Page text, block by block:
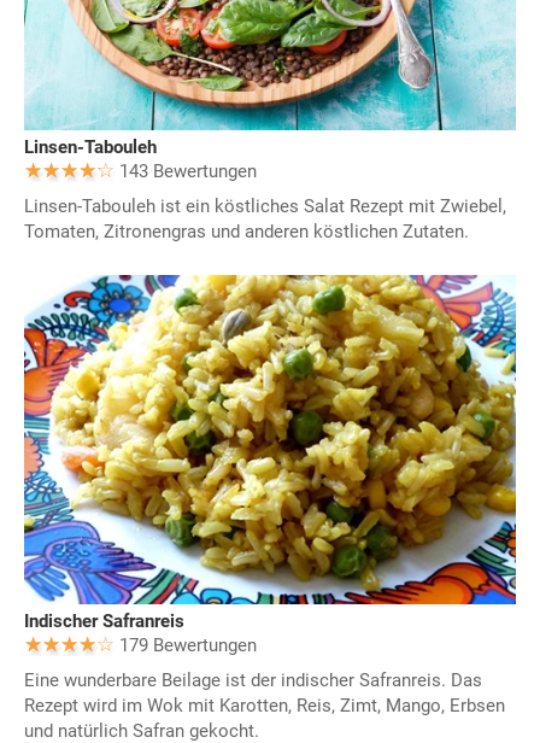
Linsen-Tabouleh
143 Bewertungen
Linsen-Tabouleh ist ein köstliches Salat Rezept mit Zwiebel,
Tomaten, Zitronengras und anderen köstlichen Zutaten.
Indischer Safranreis
179 Bewertungen
Eine wunderbare Beilage ist der indischer Safranreis. Das
Rezept wird im Wok mit Karotten, Reis, Zimt, Mango, Erbsen
und natürlich Safran gekocht.